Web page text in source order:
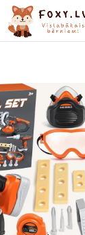
Rotaļu darbarīki